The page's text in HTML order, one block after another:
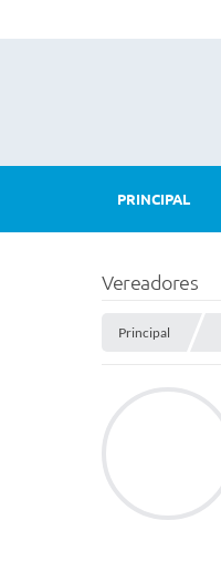
PRINCIPAL
Vereadores
Principal